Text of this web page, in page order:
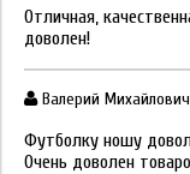
Отличная,
доволен!
Валерий Михайлович
Футболку ношу
Очень доволен